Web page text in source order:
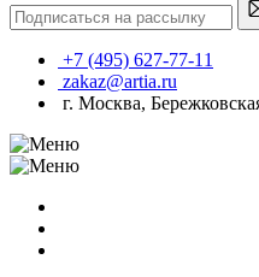
+7 (495) 627-77-11
zakaz@artia.ru
г. Москва,